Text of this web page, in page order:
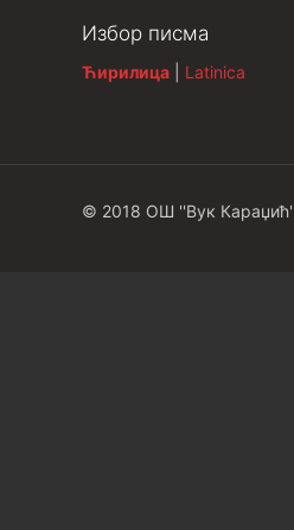
Избор писма
Ћирилица Latinica
© 2018 ОШ ''Вук